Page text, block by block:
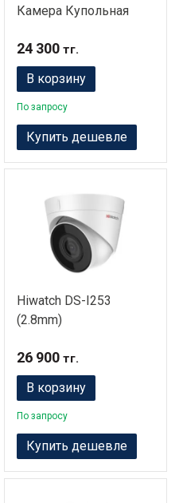
Камера Купольная
24 300тг.
В корзину
По запросу
Купить дешевле
Hiwatch DS-I253
(2.8mm)
26 900тг.
В корзину
По запросу
Купить дешевле